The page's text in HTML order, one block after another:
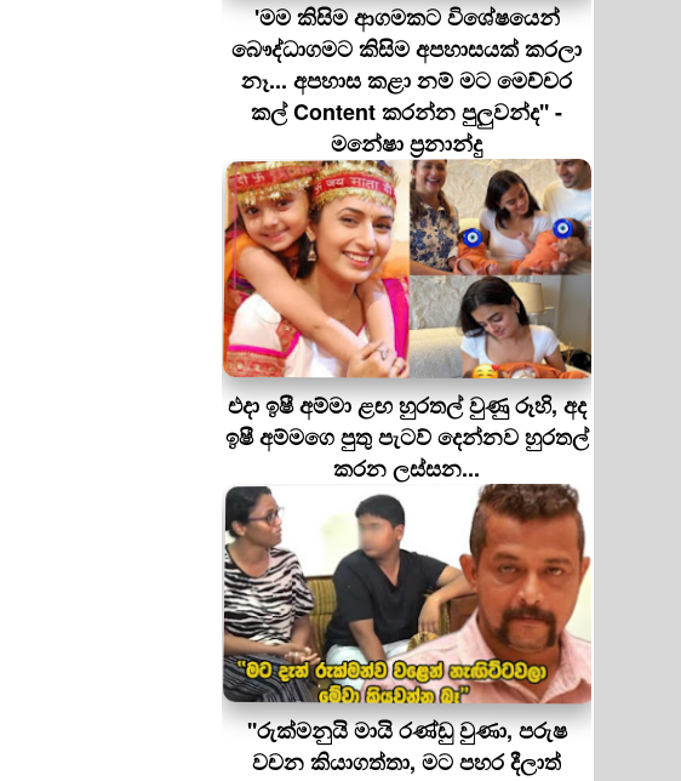
'මම කිසිම ආගමකට විශේෂයෙන්
බෞද්ධාගමට කිසිම අපහාසයක් කරලා
නෑ... අපහාස කළා නම් මට මෙච්චර
කල් Content කරන්න පුලුවන්ද'' -
මනේෂා ප්‍රනාන්දු
එදා ඉෂී අම්මා ළඟ හුරතල් වුණු රූහි, අද
ඉෂී අම්මගෙ පුතු පැටව් දෙන්නව හුරතල්
කරන ලස්සන...
''රුක්මනුයි මායි රණ්ඩු වුණා, පරුෂ
වචන කියාගත්තා, මට පහර දීලාත්